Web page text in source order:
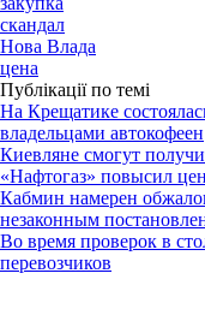
скандал
Нова Влада
цена
Публікації по темі
На Крещатике
владельцами автокофеен
Киевляне смогут
«Нафтогаз» повысил
Кабмин намерен
незаконным
Во время проверок в
перевозчиков